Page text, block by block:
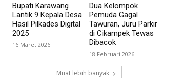
Bupati Karawang
Lantik 9 Kepala Desa
Hasil Pilkades Digital
2025
16 Maret 2026
Dua Kelompok
Pemuda Gagal
Tawuran, Juru Parkir
di Cikampek Tewas
Dibacok
18 Februari 2026
Muat lebih banyak